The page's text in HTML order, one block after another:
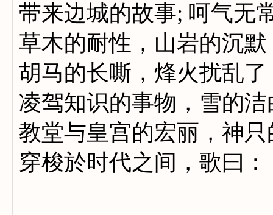
带来边城的故事; 呵气无
草木的耐性，山岩的沉
胡马的长嘶，烽火扰乱了
凌驾知识的事物，雪的洁
教堂与皇宫的宏丽，神只
穿梭於时代之间，歌曰：